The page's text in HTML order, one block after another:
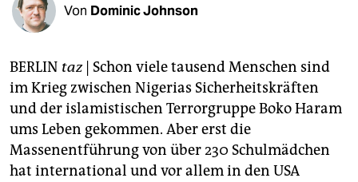
fragen & hilfe
abo
genossenschaft
epaper login
Von Dominic Johnson
BERLIN taz
| Schon viele tausend Menschen sind
im Krieg zwischen Nigerias Sicherheitskräften
und der islamistischen Terrorgruppe Boko Haram
ums Leben gekommen. Aber erst die
Massenentführung von über 230 Schulmädchen
hat international und vor allem in den USA